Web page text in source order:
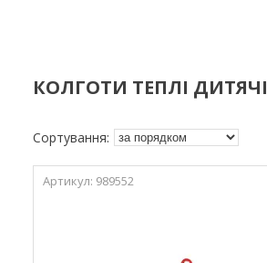
КОЛГОТИ ТЕПЛІ ДИТЯЧІ
989552